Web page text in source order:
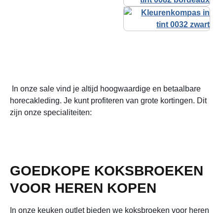
In onze sale vind je altijd hoogwaardige en betaalbare
horecakleding. Je kunt profiteren van grote kortingen. Dit
zijn onze specialiteiten:
GOEDKOPE KOKSBROEKEN
VOOR HEREN KOPEN
In onze keuken outlet bieden we koksbroeken voor heren